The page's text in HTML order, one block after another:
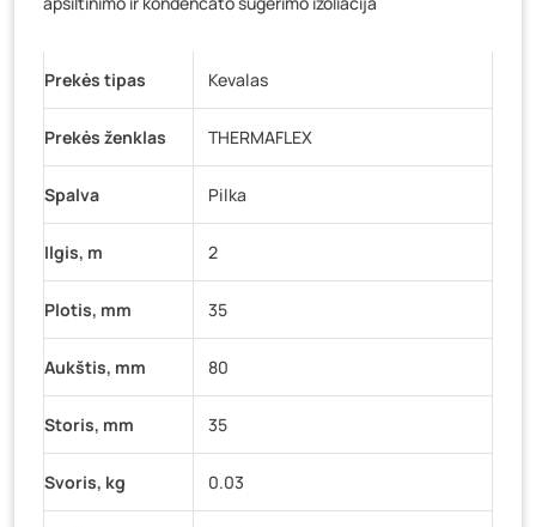
K. Donelaičio g. 17, Rokiškis
Šaltupės g. 64, Zarasai- 0 vienetų
Prekės tipas Kevalas
Prekės ženklas THERMAFLEX
Spalva Pilka
Ilgis, m 2
Plotis, mm 35
Aukštis, mm 80
Storis, mm 35
Svoris, kg 0.03